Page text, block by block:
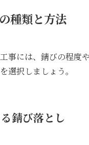
種類と方法
事には、錆びの程度
選択しましょう。
錆び落とし